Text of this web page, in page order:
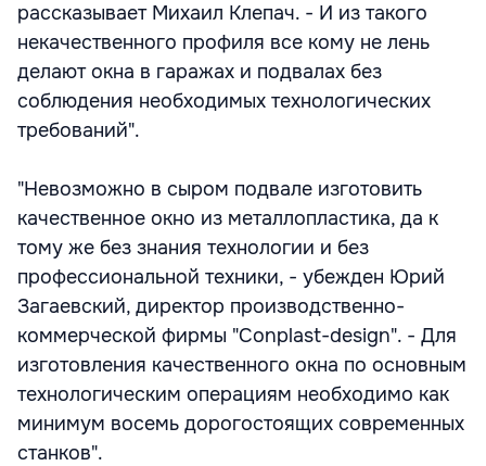
рассказывает Михаил Клепач. - И из такого
некачественного профиля все кому не лень
делают окна в гаражах и подвалах без
соблюдения необходимых технологических
требований".
"Невозможно в сыром подвале изготовить
качественное окно из металлопластика, да к
тому же без знания технологии и без
профессиональной техники, - убежден Юрий
Загаевский, директор производственно-
коммерческой фирмы "Соnplast-design". - Для
изготовления качественного окна по основным
технологическим операциям необходимо как
минимум восемь дорогостоящих современных
станков".